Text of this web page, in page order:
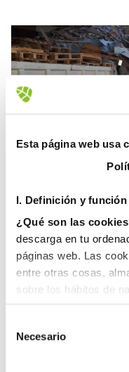
Esta página web usa
I. Definición y función
¿Qué son las
descarga en tu
páginas web. Las
entre otras cosas,
sobre los hábitos de
equipo y,
de la forma en que
para reconocer al
Necesario
Residuos
27 febrero, 2019
NUEVO A
LABORES
Cevisama, el